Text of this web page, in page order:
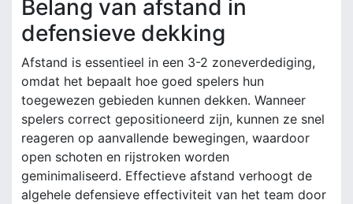
Belang van afstand in
defensieve dekking
Afstand is essentieel in een 3-2 zoneverdediging,
omdat het bepaalt hoe goed spelers hun
toegewezen gebieden kunnen dekken. Wanneer
spelers correct gepositioneerd zijn, kunnen ze snel
reageren op aanvallende bewegingen, waardoor
open schoten en rijstroken worden
geminimaliseerd. Effectieve afstand verhoogt de
algehele defensieve effectiviteit van het team door